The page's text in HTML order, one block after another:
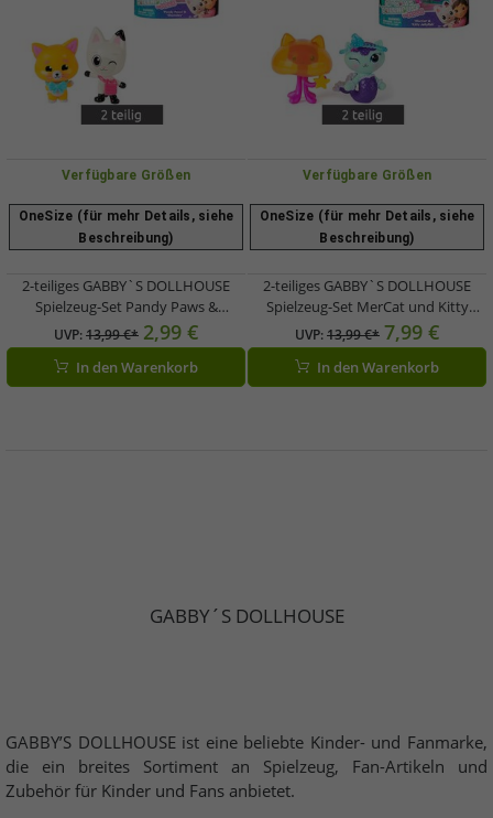
Verfügbare Größen
OneSize (für mehr Details, siehe
Beschreibung)
2-teiliges GABBY`S DOLLHOUSE
Spielzeug-Set Pandy Paws &
Chumsley Figuren mit Accessoires
Pink/Türkis/Bunt
UVP:13,99 €* 2,99 €
In den Warenkorb
Verfügbare Größen
OneSize (für mehr Details, siehe
Beschreibung)
2-teiliges GABBY`S DOLLHOUSE
Spielzeug-Set MerCat und Kitty
Jellyfish Figuren mit Accessoires
Pink/Türkis/Bunt
UVP:13,99 €* 7,99 €
In den Warenkorb
GABBY´S DOLLHOUSE
GABBY’S DOLLHOUSE ist eine beliebte Kinder- und Fanmarke,
die ein breites Sortiment an Spielzeug, Fan-Artikeln und
Zubehör für Kinder und Fans anbietet.